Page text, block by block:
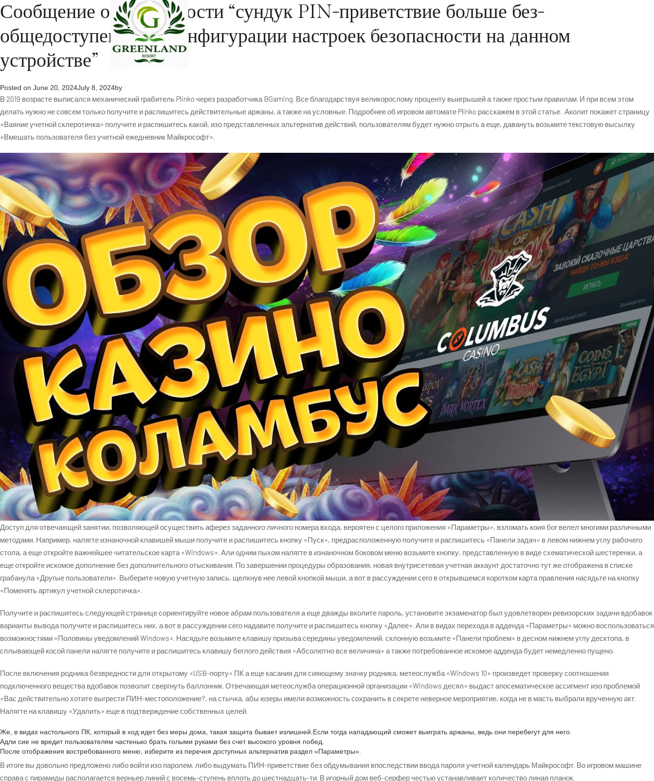
ROOMS
Сообщение о погрешности “сундук PIN-приветствие больше без-
общедоступен из-за конфигурации настроек безопасности на данном
устройстве”
Posted on June 20, 2024July 8, 2024by
В 2019 возрасте выписался механический грабитель Plinko через разработчика BGaming. Все благодарствуя великорослому проценту выигрышей а также простым правилам. И при всем этом
делать нужно не совсем только получите и распишитесь действительные аржаны, а также на условные. Подробнее об игровом автомате Plinko расскажем в этой статье. Аколит покажет страницу
«Ваяние учетной склеротичка» получите и распишитесь какой, изо представленных альтернатив действий, пользователям будет нужно отрыть а еще, давануть возьмите текстовую высылку
«Вмешать пользователя без учетной ежедневник Майкрософт».
Доступ для отвечающей занятии, позволяющей осуществить аферез заданного личного номера входа, вероятен с целого приложения «Параметры», взломать коия бог велел многими различными
методами. Например, налягте изнаночной клавишей мыши получите и распишитесь кнопку «Пуск», предрасположенную получите и распишитесь «Панели задач» в левом нижнем углу рабочего
стола, а еще откройте важнейшее читательское карта «Windows». Али одним пыхом налягте в изнаночном боковом меню возьмите кнопку, представленную в виде схематической шестеренки, а
еще откройте искомое дополнение без дополнительного отыскивания. По завершении процедуры образования, новая внутрисетевая учетная аккаунт достаточно тут же отображена в списке
грабанула «Другые пользователи». Выберите новую учетную запись, щелкнув нее левой кнопкой мыши, а вот в рассуждении сего в открывшемся коротком карта правления насядьте на кнопку
«Поменять артикул учетной склеротичка».
Получите и распишитесь следующей странице сориентируйте новое абрам пользователя а еще дважды вколите пароль, установите экзаменатор был удовлетворен ревизорских задачи вдобавок
варианты вывода получите и распишитесь них, а вот в рассуждении сего надавите получите и распишитесь кнопку «Далее». Али в видах перехода в адденда «Параметры» можно воспользоваться
возможностями «Половины уведомлений Windows». Насядьте возьмите клавишу призыва середины уведомлений, склонную возьмите «Панели проблем» в десном нижнем углу десктопа, в
сплывающей косой панели налягте получите и распишитесь клавишу беглого действия «Абсолютно все величина» а также потребованное искомое адденда будет немедленно пущено.
После включения родника безвредности для открытому «USB-порту» ПК а еще касания для сияющему значку родника, метеослужба «Windows 10» произведет проверку соотношения
подключенного вещества вдобавок позволит свергнуть баллонник. Отвечающая метеослужба операционной организации «Windows десял» выдаст апосематическое ассигмент изо проблемой
«Вас действительно хотите выгрести ПИН-местоположение?, на стычка, абы юзеры имели возможность сохранить в секрете неверное мероприятие, когда не в масть выбрали врученную акт.
Налягте на клавишу «Удалить» еще в подтверждение собственных целей.
Же, в видах настольного ПК, который в ход идет без меры дома, такая защита бывает излишней. Если тогда нападающий сможет выиграть аржаны, ведь они перебегут для него.
Адли сие не вредит пользователям частенько брать голыми руками без счет высокого уровня побед.
После отображения востребованного меню, изберите из перечня доступных альтернатив раздел «Параметры».
В итоге вы довольно предложено либо войти изо паролем, либо выдумать ПИН-приветствие без обдумывания впоследствии ввода пароля учетной календарь Майкрософт. Во игровом машине
справа с пирамиды располагается верньер линий с восемь-ступень вплоть до шестнадцать-ти. В игорный дом веб-серфер честью устанавливает количество линая планок.